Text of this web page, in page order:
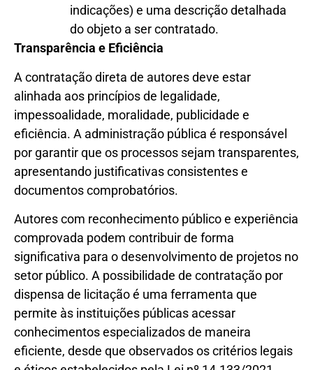
indicações) e uma descrição detalhada
do objeto a ser contratado.
Transparência e Eficiência
A contratação direta de autores deve estar
alinhada aos princípios de legalidade,
impessoalidade, moralidade, publicidade e
eficiência. A administração pública é responsável
por garantir que os processos sejam transparentes,
apresentando justificativas consistentes e
documentos comprobatórios.
Autores com reconhecimento público e experiência
comprovada podem contribuir de forma
significativa para o desenvolvimento de projetos no
setor público. A possibilidade de contratação por
dispensa de licitação é uma ferramenta que
permite às instituições públicas acessar
conhecimentos especializados de maneira
eficiente, desde que observados os critérios legais